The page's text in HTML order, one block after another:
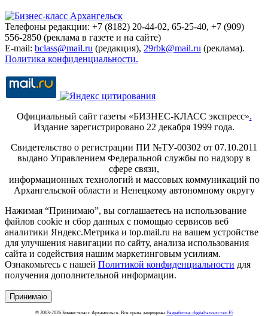
Телефоны редакции: +7 (8182) 20-44-02, 65-25-40, +7 (909)
556-2850 (реклама в газете и на сайте)
E-mail: bclass@mail.ru (редакция), 29rbk@mail.ru (реклама).
Политика конфиденциальности.
Официальный сайт газеты «БИЗНЕС-КЛАСС экспресс».
Издание зарегистрировано 22 декабря 1999 года.
Свидетельство о регистрации ПИ №ТУ-00302 от 07.10.2011
выдано Управлением Федеральной службы по надзору в
сфере связи,
информационных технологий и массовых коммуникаций по
Архангельской области и Ненецкому автономному округу
Нажимая “Принимаю”, вы соглашаетесь на использование
файлов cookie и сбор данных с помощью сервисов веб
аналитики Яндекс.Метрика и top.mail.ru на вашем устройстве
для улучшения навигации по сайту, анализа использования
сайта и содействия нашим маркетинговым усилиям.
Ознакомьтесь с нашей Политикой конфиденциальности для
получения дополнительной информации.
Принимаю
© 2003-2026 Бизнес-класс Архангельск. Все права защищены. Разработка: digital-агентство F5